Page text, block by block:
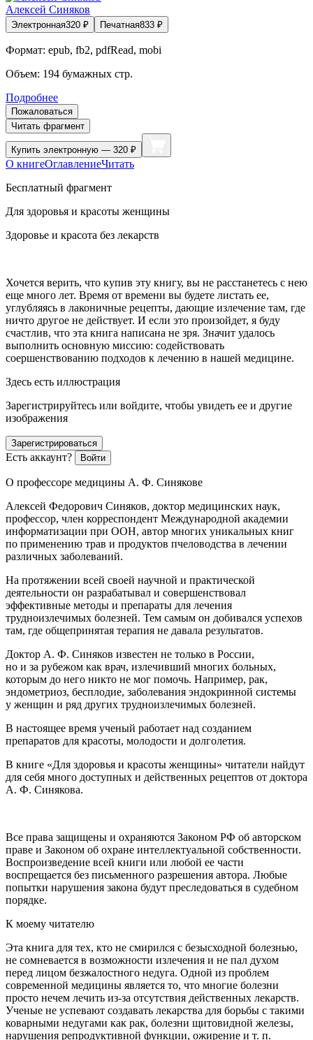
Алексей Синяков
Электронная320 ₽ Печатная833 ₽
Формат: epub, fb2, pdfRead, mobi
Объем: 194 бумажных стр.
Подробнее
Пожаловаться
Читать фрагмент
Купить электронную — 320 ₽
О книгеОглавлениеЧитать
Бесплатный фрагмент
Для здоровья и красоты женщины
Здоровье и красота без лекарств
Хочется верить, что купив эту книгу, вы не расстанетесь с нею
еще много лет. Время от времени вы будете листать ее,
углубляясь в лаконичные рецепты, дающие излечение там, где
ничто другое не действует. И если это произойдет, я буду
счастлив, что эта книга написана не зря. Значит удалось
выполнить основную миссию: содействовать
соершенствованию подходов к лечению в нашей медицине.
Здесь есть иллюстрация
Зарегистрируйтесь или войдите, чтобы увидеть ее и другие
изображения
Зарегистрироваться
Есть аккаунт? Войти
О профессоре медицины А. Ф. Синякове
Алексей Федорович Синяков, доктор медицинских наук,
профессор, член корреспондент Международной академии
информатизации при ООН, автор многих уникальных книг
по применению трав и продуктов пчеловодства в лечении
различных заболеваний.
На протяжении всей своей научной и практической
деятельности он разрабатывал и совершенствовал
эффективные методы и препараты для лечения
трудноизлечимых болезней. Тем самым он добивался успехов
там, где общепринятая терапия не давала результатов.
Доктор А. Ф. Синяков известен не только в России,
но и за рубежом как врач, излечивший многих больных,
которым до него никто не мог помочь. Например, рак,
эндометриоз, бесплодие, заболевания эндокринной системы
у женщин и ряд других трудноизлечимых болезней.
В настоящее время ученый работает над созданием
препаратов для красоты, молодости и долголетия.
В книге «Для здоровья и красоты женщины» читатели найдут
для себя много доступных и действенных рецептов от доктора
А. Ф. Синякова.
Все права защищены и охраняются Законом РФ об авторском
праве и Законом об охране интеллектуальной собственности.
Воспроизведение всей книги или любой ее части
воспрещается без письменного разрешения автора. Любые
попытки нарушения закона будут преследоваться в судебном
порядке.
К моему читателю
Эта книга для тех, кто не смирился с безысходной болезнью,
не сомневается в возможности излечения и не пал духом
перед лицом безжалостного недуга. Одной из проблем
современной медицины является то, что многие болезни
просто нечем лечить из-за отсутствия действенных лекарств.
Ученые не успевают создавать лекарства для борьбы с такими
коварными недугами как рак, болезни щитовидной железы,
нарушения репродуктивной функции, ожирение и т. п.